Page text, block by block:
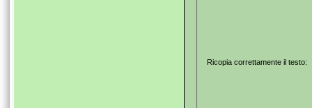
Ricopia correttamente il testo: